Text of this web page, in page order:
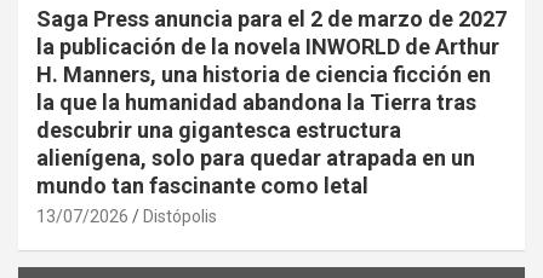
Saga Press anuncia para el 2 de marzo de 2027
la publicación de la novela INWORLD de Arthur
H. Manners, una historia de ciencia ficción en
la que la humanidad abandona la Tierra tras
descubrir una gigantesca estructura
alienígena, solo para quedar atrapada en un
mundo tan fascinante como letal
13/07/2026 Distópolis